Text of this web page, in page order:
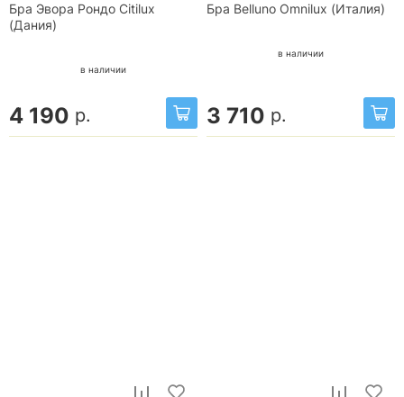
Бра Эвора Рондо Citilux
(Дания)
в наличии
4 190 р.
Бра Belluno Omnilux (Италия)
в наличии
3 710 р.